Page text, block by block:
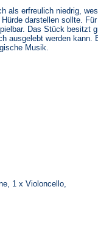
als erfreulich niedrig,
darstellen sollte. Für
Das Stück besitzt
ausgelebt werden kann.
Musik.
1 x Violoncello,